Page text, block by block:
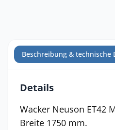
Beschreibung & technische
Details
Wacker Neuson ET42
Breite 1750 mm.